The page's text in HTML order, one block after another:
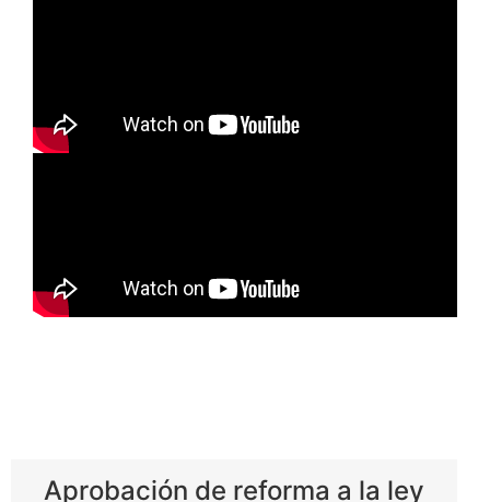
Aprobación de reforma a la ley